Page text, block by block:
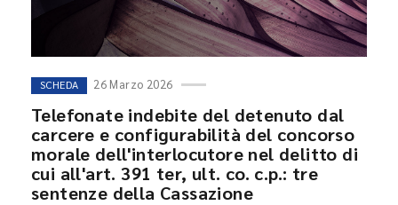
SCHEDA 26 Marzo 2026
Telefonate indebite del detenuto dal
carcere e configurabilità del concorso
morale dell'interlocutore nel delitto di
cui all'art. 391 ter, ult. co. c.p.: tre
sentenze della Cassazione